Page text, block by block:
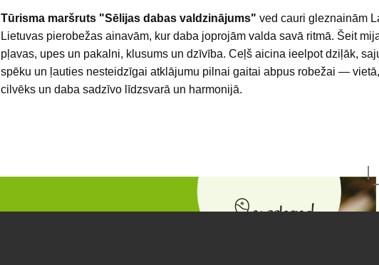
Tūrisma maršruts "Sēlijas dabas valdzinājums" ved cauri gleznainām
Lietuvas pierobežas ainavām, kur daba joprojām valda savā ritmā. Šeit
pļavas, upes un pakalni, klusums un dzīvība. Ceļš aicina ieelpot dziļāk,
spēku un ļauties nesteidzīgai atklājumu pilnai gaitai abpus robežai —
cilvēks un daba sadzīvo līdzsvarā un harmonijā.